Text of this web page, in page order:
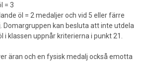
= 3
öl = 2 medaljer och vid 5 eller färre
Domargruppen kan besluta att inte utdela
i klassen uppnår kriterierna i punkt 21.
äran och en fysisk medalj också emotta